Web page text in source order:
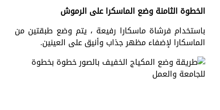
الخطوة الثامنة وضع الماسكرا على الرموش
باستخدام فرشاة ماسكارا رفيعة ، يتم وضع طبقتين من
الماسكارا لإضفاء مظهر جذاب وأنيق على العينين.